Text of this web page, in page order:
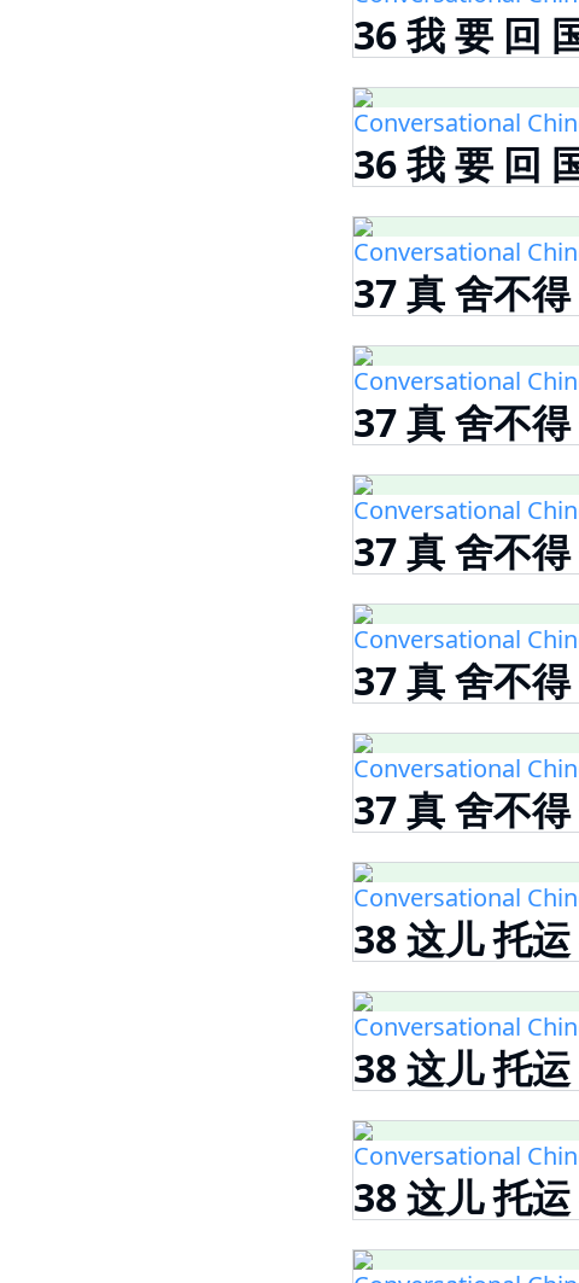
36 我 要 回
Conversational
36 我 要 回
Conversational
37 真 舍不
Conversational
37 真 舍不
Conversational
37 真 舍不
Conversational
37 真 舍不
Conversational
37 真 舍不
Conversational
38 这儿 托
Conversational
38 这儿 托
Conversational
38 这儿 托